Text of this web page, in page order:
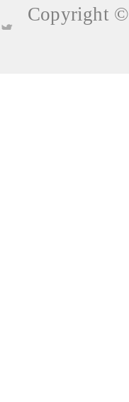
Copyright